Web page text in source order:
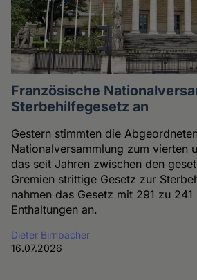
Französische
Sterbehilfegesetz an
Gestern stimmten die
Nationalversammlung zum vierten
das seit Jahren zwischen den
Gremien strittige Gesetz zur
nahmen das Gesetz mit 291 zu
Enthaltungen an.
Dieter Birnbacher
16.07.2026